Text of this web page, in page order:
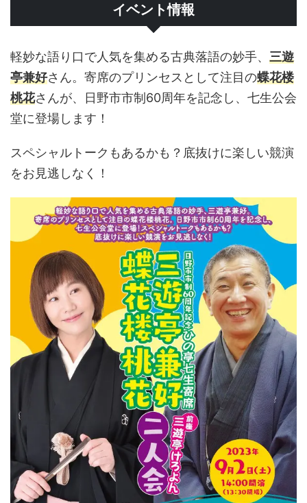
イベント情報
軽妙な語り口で人気を集める古典落語の妙手、 三遊
亭兼好さん。寄席のプリンセスとして注目の蝶花楼
桃花さんが、日野市市制60周年を記念し、七生公会
堂に登場します！
スペシャルトークもあるかも？底抜けに楽しい競演
をお見逃しなく！